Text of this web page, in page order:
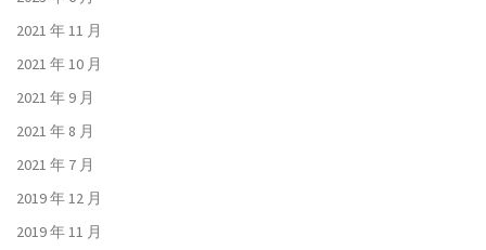
2021 年 11 月
2021 年 10 月
2021 年 9 月
2021 年 8 月
2021 年 7 月
2019 年 12 月
2019 年 11 月